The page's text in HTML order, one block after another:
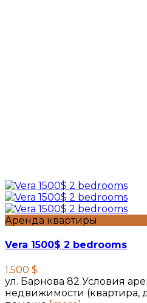
Аренда квартиры
Vera 1500$ 2 bedrooms
1.500 $
ул. Барнова 82 Условия
недвижимости (квартира,